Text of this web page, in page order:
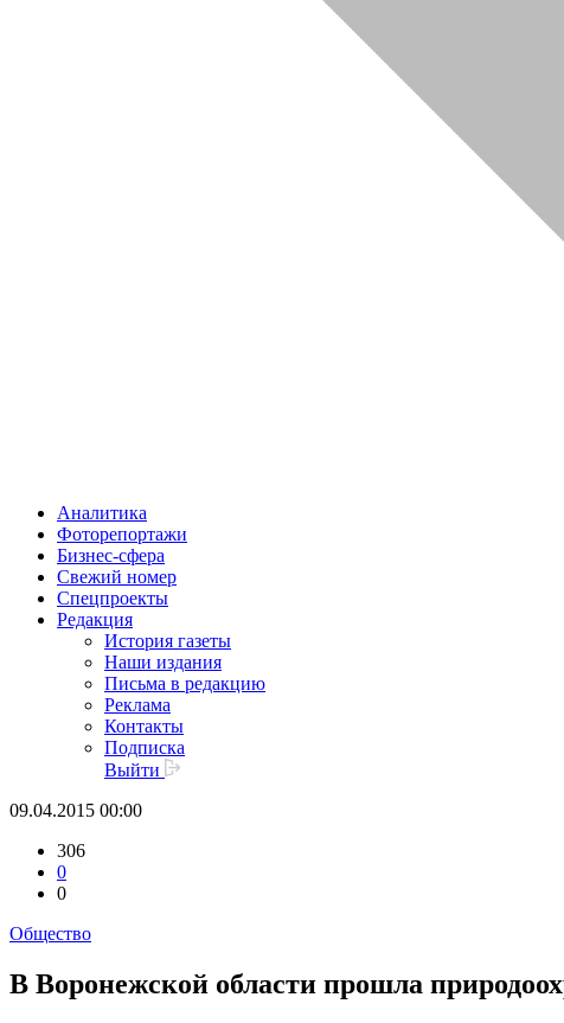
Аналитика
Фоторепортажи
Бизнес-сфера
Свежий номер
Спецпроекты
Редакция
История газеты
Наши издания
Письма в редакцию
Реклама
Контакты
Подписка
Выйти
09.04.2015 00:00
306
0
0
Общество
В Воронежской области прошла